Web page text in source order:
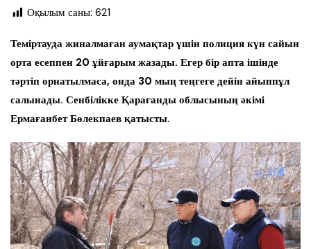
Оқылым саны: 621
Теміртауда жиналмаған аумақтар үшін полиция күн сайын
орта есеппен 20 ұйғарым жазады. Егер бір апта ішінде
тәртіп орнатылмаса, онда 30 мың теңгеге дейін айыппұл
салынады. Сенбілікке Қарағанды облысының әкімі
Ермағанбет Бөлекпаев қатысты.